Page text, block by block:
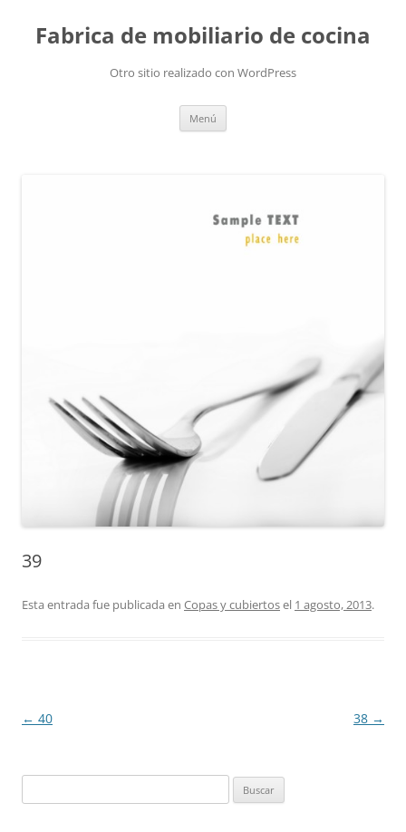
Fabrica de mobiliario de cocina
Otro sitio realizado con WordPress
Menú
39
Esta entrada fue publicada en Copas y cubiertosel 1 agosto, 2013.
Navegación
← 40 38 →